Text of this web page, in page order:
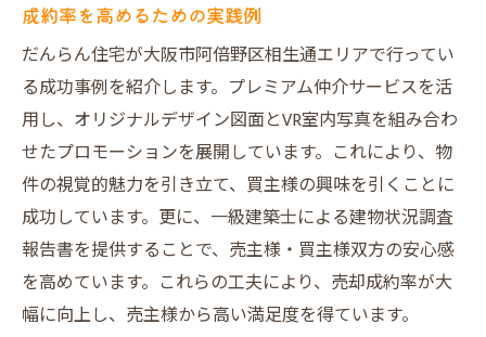
成約率を高めるための実践例
だんらん住宅が大阪市阿倍野区相生通エリアで行ってい
る成功事例を紹介します。プレミアム仲介サービスを活
用し、オリジナルデザイン図面とVR室内写真を組み合わ
せたプロモーションを展開しています。これにより、物
件の視覚的魅力を引き立て、買主様の興味を引くことに
成功しています。更に、一級建築士による建物状況調査
報告書を提供することで、売主様・買主様双方の安心感
を高めています。これらの工夫により、売却成約率が大
幅に向上し、売主様から高い満足度を得ています。